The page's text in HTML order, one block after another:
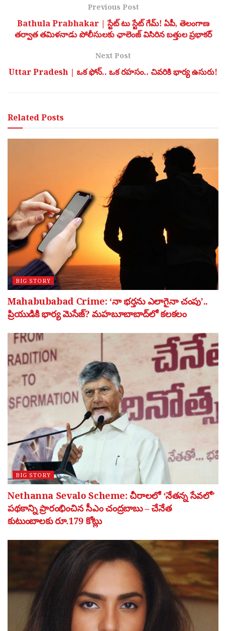
Previous Post
Bathula Prabhakar | స్టేట్ టు స్టేట్ గేమ్! ఏపీ, తెలంగాణ
తర్వాత తమిళనాడు పోలీసులకు ఛాలెంజ్ విసిరిన బత్తుల ప్రభాకర్
Next Post
Uttar Pradesh | ఒక ఫోన్.. ఒక రహసం.. చివరికి భార్య ఉసురు!
RelatedPosts
BIG STORY
Mahabubabad Crime: ‘నా భర్తను ఎలాగైనా చంపు’..
ప్రియుడికి భార్య మెసేజ్? మహబూబాబాద్‌లో కలకలం
BIG STORY
Nethanna Sevalo Scheme: చీరాలలో ‘నేతన్న సేవలో’
పథకాన్ని ప్రారంభించిన సీఎం చంద్రబాబు – చేనేత
కుటుంబాలకు రూ.179 కోట్లు